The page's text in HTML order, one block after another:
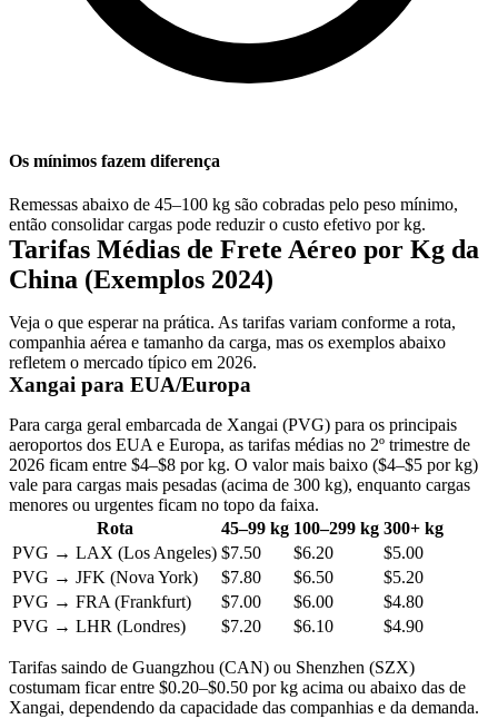
Os mínimos fazem diferença
Remessas abaixo de 45–100 kg são cobradas pelo peso mínimo,
então consolidar cargas pode reduzir o custo efetivo por kg.
Tarifas Médias de Frete Aéreo por Kg da
China (Exemplos 2024)
Veja o que esperar na prática. As tarifas variam conforme a rota,
companhia aérea e tamanho da carga, mas os exemplos abaixo
refletem o mercado típico em 2026.
Xangai para EUA/Europa
Para carga geral embarcada de Xangai (PVG) para os principais
aeroportos dos EUA e Europa, as tarifas médias no 2º trimestre de
2026 ficam entre $4–$8 por kg. O valor mais baixo ($4–$5 por kg)
vale para cargas mais pesadas (acima de 300 kg), enquanto cargas
menores ou urgentes ficam no topo da faixa.
Rota
45–99 kg 100–299 kg 300+ kg
PVG → LAX (Los Angeles) $7.50 $6.20
$5.00
PVG → JFK (Nova York)
$7.80 $6.50
$5.20
PVG → FRA (Frankfurt)
$7.00 $6.00
$4.80
PVG → LHR (Londres)
$7.20 $6.10 $4.90
Tarifas saindo de Guangzhou (CAN) ou Shenzhen (SZX)
costumam ficar entre $0.20–$0.50 por kg acima ou abaixo das de
Xangai, dependendo da capacidade das companhias e da demanda.